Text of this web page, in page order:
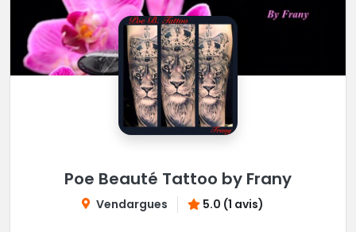
Poe Beauté Tattoo by Frany
Vendargues 5.0 (1 avis)